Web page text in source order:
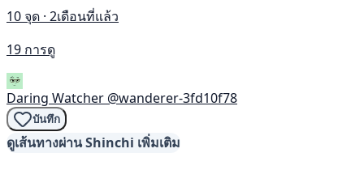
10 จุด · 2เดือนที่แล้ว
19 การดู
Daring Watcher @wanderer-3fd10f78
บันทึก
ดูเส้นทางผ่าน Shinchi เพิ่มเติม